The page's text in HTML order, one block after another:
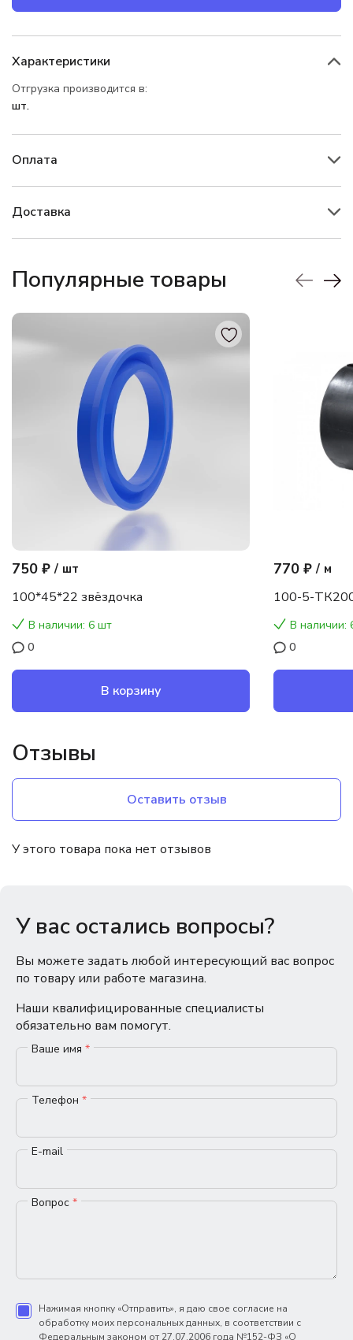
Характеристики
Отгрузка производится в:
шт.
Оплата
Доставка
Популярные товары
750 ₽ / шт
100*45*22 звёздочка
В наличии: 6 шт
0
В корзину
770 ₽ / м
100-5-
В наличии:
0
Отзывы
Оставить отзыв
У этого товара пока нет отзывов
У вас остались вопросы?
Вы можете задать любой интересующий вас вопрос
по товару или работе магазина.
Наши квалифицированные специалисты
обязательно вам помогут.
Ваше имя *
Телефон *
E-mail
Вопрос *
Нажимая кнопку «Отправить», я даю свое согласие на
обработку моих персональных данных, в соответствии с
Федеральным законом от 27.07.2006 года №152-ФЗ «О